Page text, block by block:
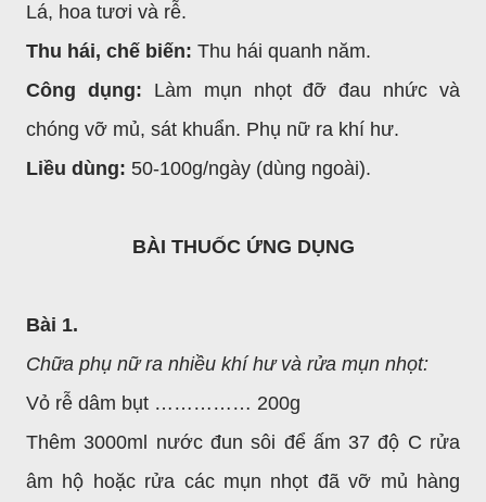
Lá, hoa tươi và rễ.
Thu hái, chế biến: Thu hái quanh năm.
Công dụng: Làm mụn nhọt đỡ đau nhức và
chóng vỡ mủ, sát khuẩn. Phụ nữ ra khí hư.
Liều dùng: 50-100g/ngày (dùng ngoài).
BÀI THUỐC ỨNG DỤNG
Bài 1.
Chữa phụ nữ ra nhiều khí hư và rửa mụn nhọt:
Vỏ rễ dâm bụt …………… 200g
Thêm 3000ml nước đun sôi để ấm 37 độ C rửa
âm hộ hoặc rửa các mụn nhọt đã vỡ mủ hàng